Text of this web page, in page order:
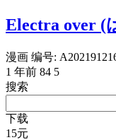
Electra over (
漫画 编号:
1 年前 84 5
搜索
下载
15元